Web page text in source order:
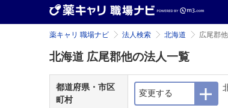
薬キャリ 職場ナビ 法人検索 北海道 広尾郡
北海道 広尾郡他の法人一覧
都道府県・市区
町村
変更する